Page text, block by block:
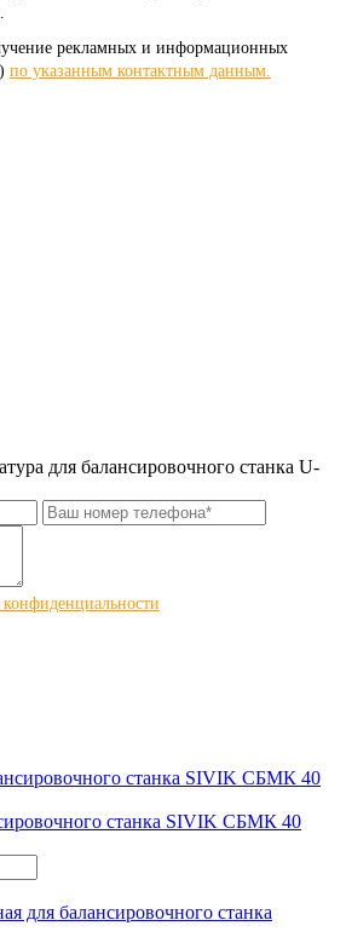
рекламных и информационных
по указанным контактным данным.
для балансировочного станка U-
станка SIVIK СБМК 40